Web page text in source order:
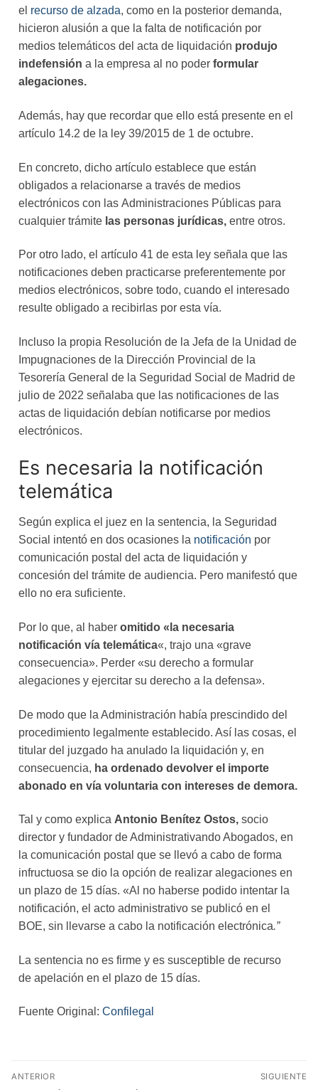
el recurso de alzada, como en la posterior demanda,
hicieron alusión a que la falta de notificación por
medios telemáticos del acta de liquidación produjo
indefensión a la empresa al no poder formular
alegaciones.
Además, hay que recordar que ello está presente en el
artículo 14.2 de la ley 39/2015 de 1 de octubre.
En concreto, dicho artículo establece que están
obligados a relacionarse a través de medios
electrónicos con las Administraciones Públicas para
cualquier trámite las personas jurídicas, entre otros.
Por otro lado, el artículo 41 de esta ley señala que las
notificaciones deben practicarse preferentemente por
medios electrónicos, sobre todo, cuando el interesado
resulte obligado a recibirlas por esta vía.
Incluso la propia Resolución de la Jefa de la Unidad de
Impugnaciones de la Dirección Provincial de la
Tesorería General de la Seguridad Social de Madrid de
julio de 2022 señalaba que las notificaciones de las
actas de liquidación debían notificarse por medios
electrónicos.
Es necesaria la notificación
telemática
Según explica el juez en la sentencia, la Seguridad
Social intentó en dos ocasiones la notificación por
comunicación postal del acta de liquidación y
concesión del trámite de audiencia. Pero manifestó que
ello no era suficiente.
Por lo que, al haber omitido «la necesaria
notificación vía telemática«, trajo una «grave
consecuencia». Perder «su derecho a formular
alegaciones y ejercitar su derecho a la defensa».
De modo que la Administración había prescindido del
procedimiento legalmente establecido. Así las cosas, el
titular del juzgado ha anulado la liquidación y, en
consecuencia, ha ordenado devolver el importe
abonado en vía voluntaria con intereses de demora.
Tal y como explica Antonio Benítez Ostos, socio
director y fundador de Administrativando Abogados, en
la comunicación postal que se llevó a cabo de forma
infructuosa se dio la opción de realizar alegaciones en
un plazo de 15 días. «Al no haberse podido intentar la
notificación, el acto administrativo se publicó en el
BOE, sin llevarse a cabo la notificación electrónica.”
La sentencia no es firme y es susceptible de recurso
de apelación en el plazo de 15 días.
Fuente Original: Confilegal
ANTERIOR SIGUIENTE